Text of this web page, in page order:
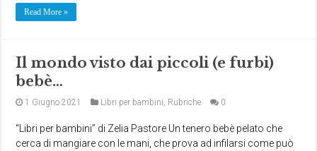
Read More »
Il mondo visto dai piccoli (e furbi)
bebè…
1 Giugno 2021 Libri per bambini, Rubriche 0
“Libri per bambini” di Zelia Pastore Un tenero bebè pelato che
cerca di mangiare con le mani, che prova ad infilarsi come può